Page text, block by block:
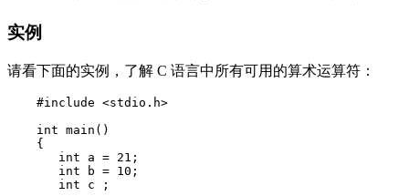
实例
请看下面的实例，了解 C 语言中所有可用的算术运算符：
    #include <stdio.h>
    int main()
    {
       int a = 21;
       int b = 10;
       int c ;